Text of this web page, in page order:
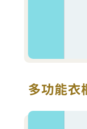
多功能衣